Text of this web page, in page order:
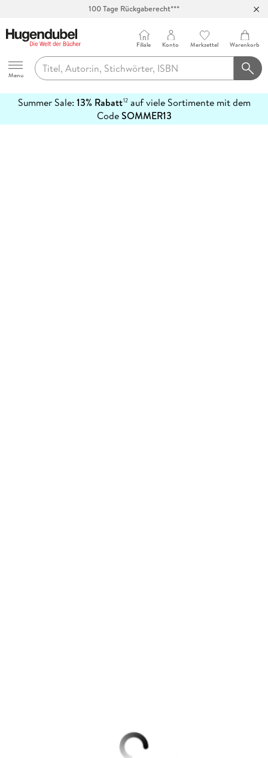
100 Tage Rückgaberecht***
Hugendubel
Menu
Filiale Konto Merkzettel Warenkorb
Summer Sale: 13% Rabatt12auf viele Sortimente mit dem
CodeSOMMER13
erfahren